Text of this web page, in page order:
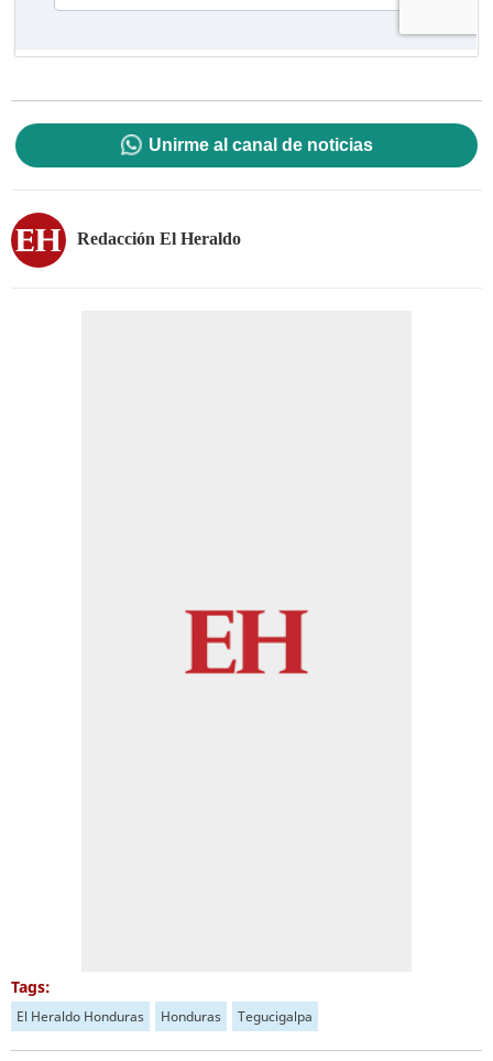
Unirme al canal de noticias
Redacción El Heraldo
Tags:
El Heraldo Honduras Honduras Tegucigalpa